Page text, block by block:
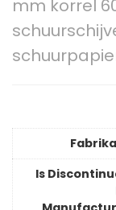
mm korrel
Is